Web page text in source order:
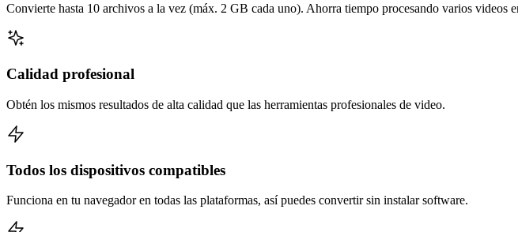
Convierte hasta 10 archivos a la vez (máx. 2 GB cada uno). Ahorra tiempo procesando varios videos
Calidad profesional
Obtén los mismos resultados de alta calidad que las herramientas profesionales de video.
Todos los dispositivos compatibles
Funciona en tu navegador en todas las plataformas, así puedes convertir sin instalar software.